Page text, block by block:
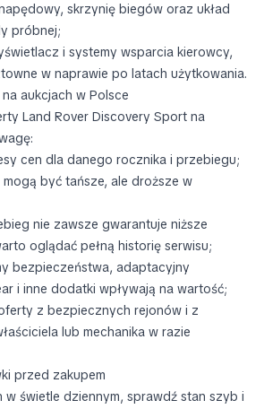
skrzynię biegów oraz układ
próbnej;
i systemy wsparcia kierowcy,
w naprawie po latach użytkowania.
aukcjach w Polsce
Land Rover Discovery Sport na
cen dla danego rocznika i przebiegu;
być tańsze, ale droższe w
nie zawsze gwarantuje niższe
oglądać pełną historię serwisu;
bezpieczeństwa, adaptacyjny
i inne dodatki wpływają na wartość;
z bezpiecznych rejonów i z
lub mechanika w razie
przed zakupem
świetle dziennym, sprawdź stan szyb i